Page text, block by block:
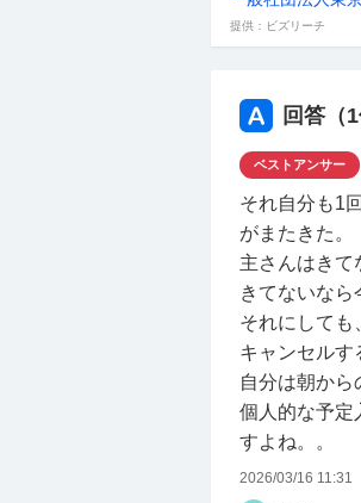
提供：ビズリーチ
回答（1
ベストアンサー
それ自分も1
がまたきた。
主さんはきて
きてないなら
それにしても
キャンセルす
自分は朝か
個人的な予定
すよね。。
2026/03/16 11:31